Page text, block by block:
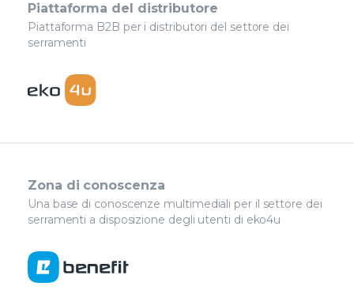
Piattaforma del distributore
Piattaforma B2B per i distributori del settore dei
serramenti
Zona di conoscenza
Una base di conoscenze multimediali per il settore dei
serramenti a disposizione degli utenti di eko4u